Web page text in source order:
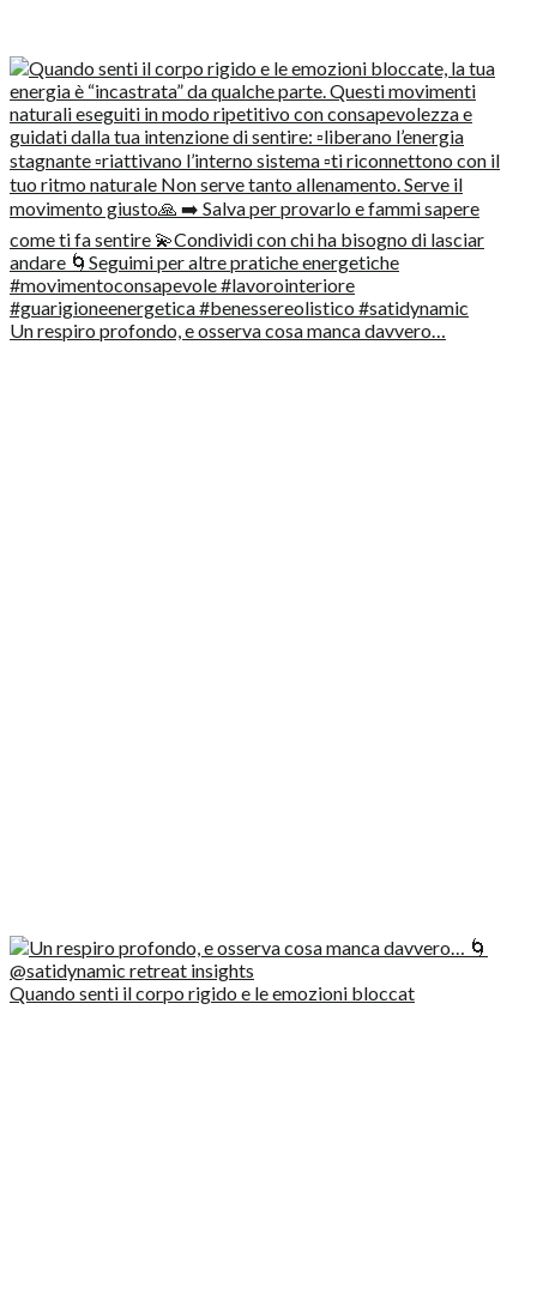
Un respiro profondo, e osserva cosa manca davvero…
Quando senti il corpo rigido e le emozioni bloccat